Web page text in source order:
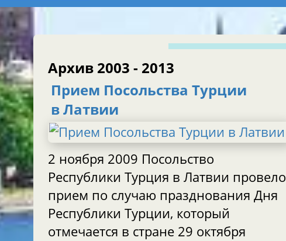
Aрхив 2003 - 2013
Прием Посольства Турции
в Латвии
2 ноября 2009 Посольство
Республики Турция в Латвии провело
прием по случаю празднования Дня
Республики Турции, который
отмечается в стране 29 октября